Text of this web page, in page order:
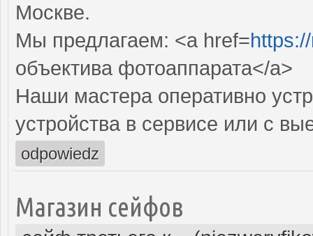
Москве.
Мы предлагаем: <a href=
объектива фотоаппарата</a>
Наши мастера оперативно
устройства в сервисе или с
odpowiedz
Магазин сейфов